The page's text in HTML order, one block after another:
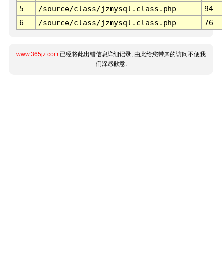
5
/source/class/jzmysql.class.php
94
6
/source/class/jzmysql.class.php 76
www.365jz.com 已经将此出错信息详细记录, 由此给您带来的访问不便我
们深感歉意.